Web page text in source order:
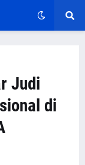
Judi
di